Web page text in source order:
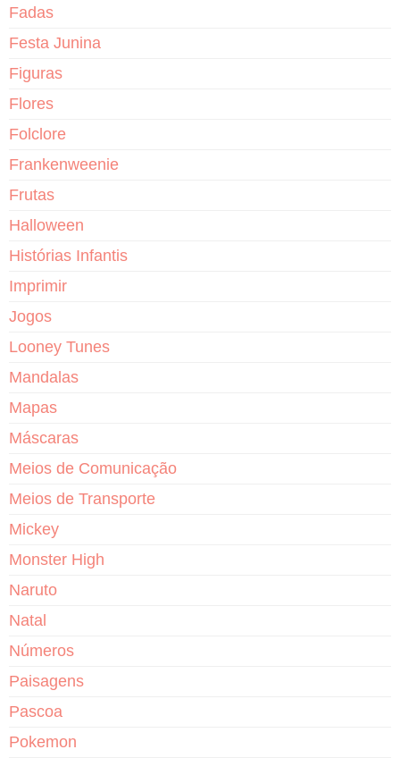
Fadas
Festa Junina
Figuras
Flores
Folclore
Frankenweenie
Frutas
Halloween
Histórias Infantis
Imprimir
Jogos
Looney Tunes
Mandalas
Mapas
Máscaras
Meios de Comunicação
Meios de Transporte
Mickey
Monster High
Naruto
Natal
Números
Paisagens
Pascoa
Pokemon